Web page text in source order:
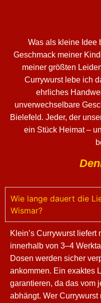
Was als kleine Idee
Geschmack meiner
meiner größten
Currywurst lebe ich
ehrliches
unverwechselbare
Bielefeld. Jeder, der
ein Stück Heimat –
Wie lange dauert die
Wismar?
Klein’s Currywurst liefert
innerhalb von 3–4
Dosen werden sicher
ankommen. Ein exaktes
garantieren, da das vom
abhängt. Wer